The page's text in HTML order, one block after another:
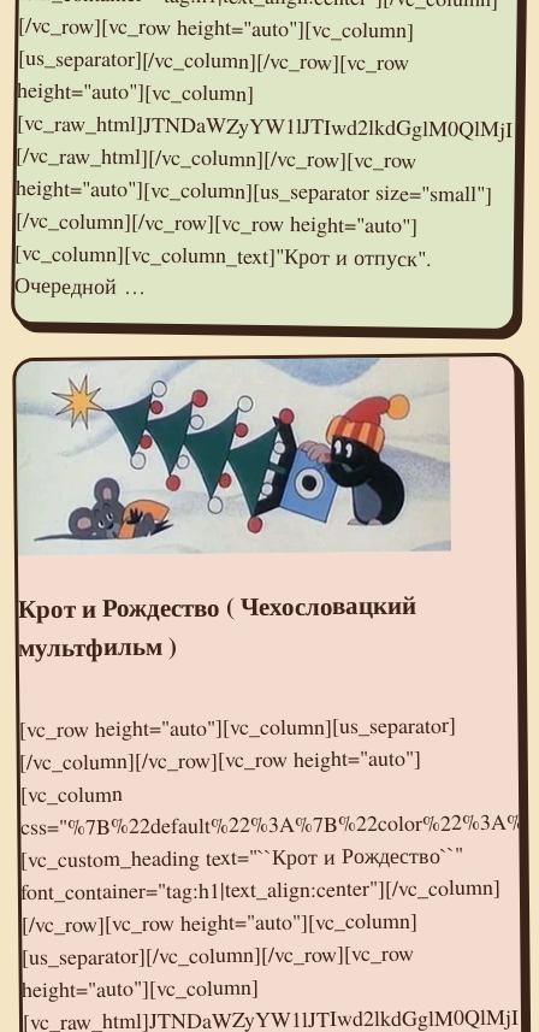
Очередной …
Крот и Рождество ( Чехословацкий
мультфильм )
[vc_row height="auto"][vc_column][us_separator]
[/vc_column][/vc_row][vc_row height="auto"]
[vc_column
[vc_custom_heading text="``Крот и Рождество``"
font_container="tag:h1|text_align:center"][/vc_column]
[/vc_row][vc_row height="auto"][vc_column]
[us_separator][/vc_column][/vc_row][vc_row
height="auto"][vc_column]
[vc_raw_html]JTNDaWZyYW1lJTIwd2lkdGglM0QlMjI1NjAlMjIlMjBoZWlnaHQlM0QlMjIzMTUlMjIlMjBzcmMlM0QlMjIlMkYlMkZvay5ydSUyRnZpZGVvZW1iZWQlMkY3MDU2NjQ3NzE5NTM4JTIyJTIwZnJhbWVib3JkZXIlM0QlMjIwJTIyJTIwYWxsb3clM0QlMjJhdXRvcGxheSUyMiUyMGFsbG93ZnVsbHNjcmVlbiUzRSUzQyUyRmlmcmFtZSUzRQ==